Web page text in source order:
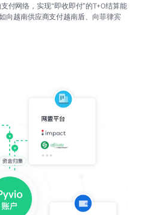
付网络，实现“即收即付”的T+0结算能
向越南供应商支付越南盾、向菲律宾